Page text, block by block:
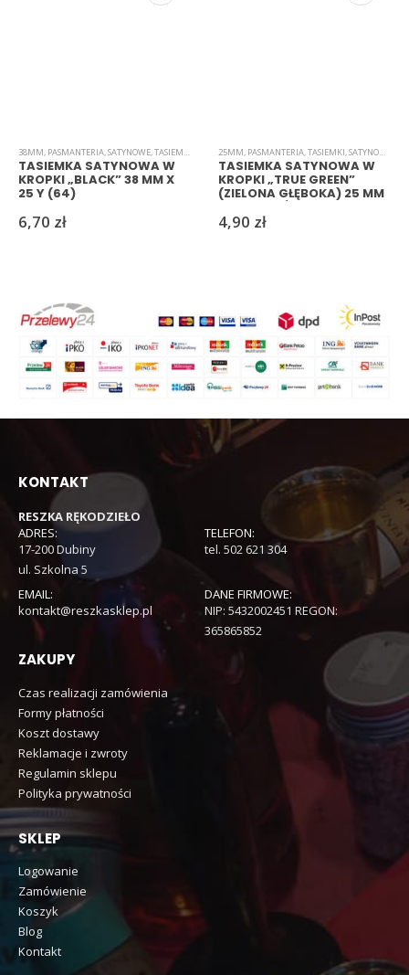
38MM, PASMANTERIA,SATYNOWE,TASIEMKI
TASIEMKA SATYNOWA W
KROPKI „BLACK” 38 MM X
25 Y (64)
6,70 zł
25MM, PASMANTERIA,TASIEMKI,SATYNOWE
TASIEMKA SATYNOWA W
KROPKI „TRUE GREEN”
(ZIELONA GŁĘBOKA) 25 MM
4,90 zł
KONTAKT
RESZKA RĘKODZIEŁO
ADRES:
17-200 Dubiny
ul. Szkolna 5
TELEFON:
tel. 502 621 304
EMAIL:
kontakt@reszkasklep.pl
DANE FIRMOWE:
NIP: 5432002451 REGON:
365865852
ZAKUPY
Czas realizacji zamówienia
Formy płatności
Koszt dostawy
Reklamacje i zwroty
Regulamin sklepu
Polityka prywatności
SKLEP
Logowanie
Zamówienie
Koszyk
Blog
Kontakt